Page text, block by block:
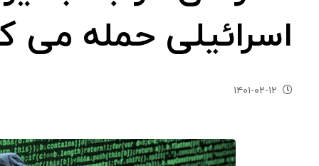
اسرائیلی حمله می
۱۴۰۱-۰۲-۱۲